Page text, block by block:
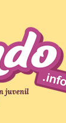
juvenil